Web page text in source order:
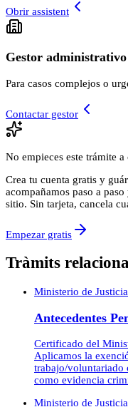
Obrir assistent
Gestor administrativo
Para casos complejos o
Contactar gestor
No empieces este trámite a
Crea tu cuenta gratis y
acompañamos paso a
sitio. Sin tarjeta, cancela
Empezar gratis
Tràmits
Ministerio de
Antecedentes
Certificado del
Aplicamos la
trabajo/voluntariado
como evidencia
Ministerio de